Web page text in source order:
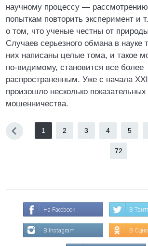
научному процессу —
попыткам повторить эксперимент и
о том, что ученые честны от
Случаев серьезного обмана в науке
них написаны целые тома, и такое
по-видимому, становится все более
распространенным. Уже с начала
произошло несколько
мошенничества.
1 2 3 4 5
72
На Facebook В
В Instagram В